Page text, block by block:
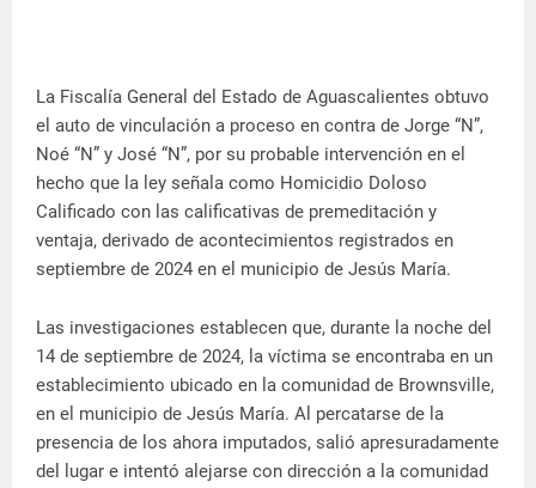
La Fiscalía General del Estado de Aguascalientes obtuvo
el auto de vinculación a proceso en contra de Jorge “N”,
Noé “N” y José “N”, por su probable intervención en el
hecho que la ley señala como Homicidio Doloso
Calificado con las calificativas de premeditación y
ventaja, derivado de acontecimientos registrados en
septiembre de 2024 en el municipio de Jesús María.
Las investigaciones establecen que, durante la noche del
14 de septiembre de 2024, la víctima se encontraba en un
establecimiento ubicado en la comunidad de Brownsville,
en el municipio de Jesús María. Al percatarse de la
presencia de los ahora imputados, salió apresuradamente
del lugar e intentó alejarse con dirección a la comunidad